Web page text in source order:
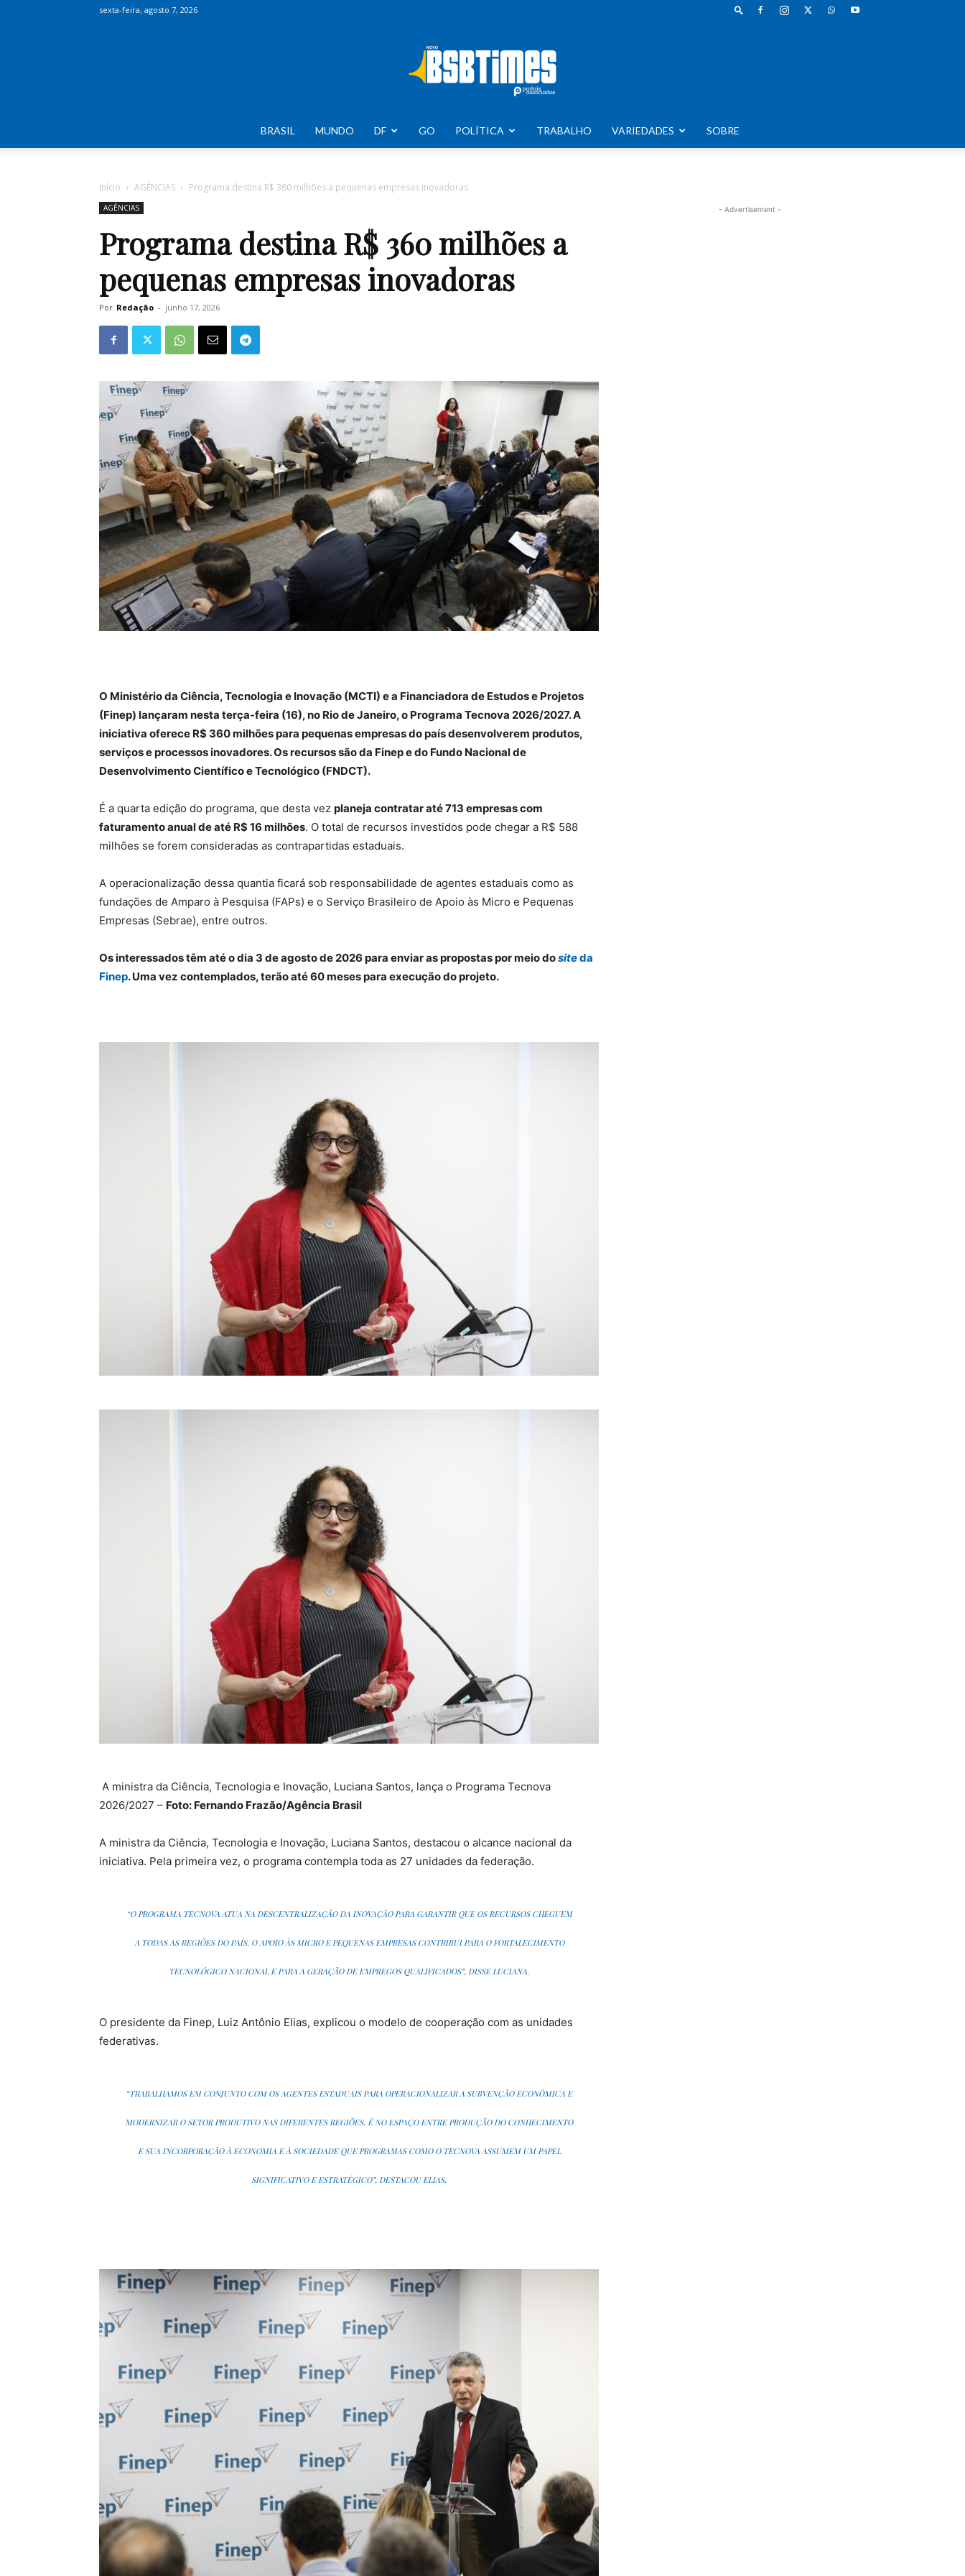
sexta-feira, agosto 7, 2026
Times
BRASIL MUNDO DF GO POLÍTICA TRABALHO VARIEDADES SOBRE
Início AGÊNCIAS Programa destina R$ 360 milhões a pequenas empresas inovadoras
AGÊNCIAS
Programa destina R$ 360 milhões a
pequenas empresas inovadoras
Por Redação - junho 17, 2026
O Ministério da Ciência, Tecnologia e Inovação (MCTI) e a Financiadora de Estudos e Projetos
(Finep) lançaram nesta terça-feira (16), no Rio de Janeiro, o Programa Tecnova 2026/2027. A
iniciativa oferece R$ 360 milhões para pequenas empresas do país desenvolverem produtos,
serviços e processos inovadores. Os recursos são da Finep e do Fundo Nacional de
Desenvolvimento Científico e Tecnológico (FNDCT).
É a quarta edição do programa, que desta vez planeja contratar até 713 empresas com
faturamento anual de até R$ 16 milhões. O total de recursos investidos pode chegar a R$ 588
milhões se forem consideradas as contrapartidas estaduais.
A operacionalização dessa quantia ficará sob responsabilidade de agentes estaduais como as
fundações de Amparo à Pesquisa (FAPs) e o Serviço Brasileiro de Apoio às Micro e Pequenas
Empresas (Sebrae), entre outros.
Os interessados têm até o dia 3 de agosto de 2026 para enviar as propostas por meio dositeda
Finep. Uma vez contemplados, terão até 60 meses para execução do projeto.
A ministra da Ciência, Tecnologia e Inovação, Luciana Santos, lança o Programa Tecnova
2026/2027 – Foto: Fernando Frazão/Agência Brasil
A ministra da Ciência, Tecnologia e Inovação, Luciana Santos, destacou o alcance nacional da
iniciativa. Pela primeira vez, o programa contempla toda as 27 unidades da federação.
“O PROGRAMA TECNOVA ATUA NA DESCENTRALIZAÇÃO DA INOVAÇÃO PARA GARANTIR QUE OS RECURSOS CHEGUEM
A TODAS AS REGIÕES DO PAÍS. O APOIO ÀS MICRO E PEQUENAS EMPRESAS CONTRIBUI PARA O FORTALECIMENTO
TECNOLÓGICO NACIONAL E PARA A GERAÇÃO DE EMPREGOS QUALIFICADOS”, DISSE LUCIANA.
O presidente da Finep, Luiz Antônio Elias, explicou o modelo de cooperação com as unidades
federativas.
“TRABALHAMOS EM CONJUNTO COM OS AGENTES ESTADUAIS PARA OPERACIONALIZAR A SUBVENÇÃO ECONÔMICA E
MODERNIZAR O SETOR PRODUTIVO NAS DIFERENTES REGIÕES. É NO ESPAÇO ENTRE PRODUÇÃO DO CONHECIMENTO
E SUA INCORPORAÇÃO À ECONOMIA E À SOCIEDADE QUE PROGRAMAS COMO O TECNOVA ASSUMEM UM PAPEL
SIGNIFICATIVO E ESTRATÉGICO”, DESTACOU ELIAS.
- Advertisement -